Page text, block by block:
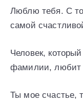
Люблю тебя. С
самой
Человек,
фамилии, любит
Ты мое счастье,